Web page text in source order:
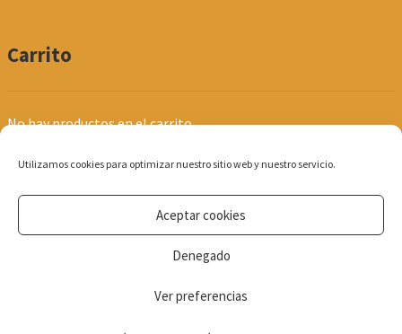
Utilizamos cookies para optimizar nuestro sitio web y nuestro servicio.
Aceptar cookies
Denegado
Ver preferencias
Carrito
No hay productos en el carrito.
© Produpel | Productos de Peluquería y Estética 2026